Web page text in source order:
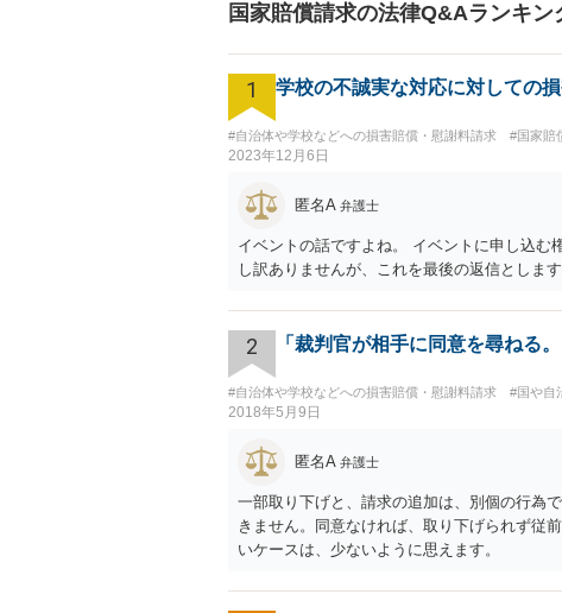
国家賠償請求の法律Q&Aランキン
1 学校の不誠実な対応に対しての
#自治体や学校などへの損害賠償・慰謝料請求 #国家賠
2023年12月6日
匿名A 弁護士
イベントの話ですよね。 イベントに申し込む
し訳ありませんが、これを最後の返信とします
2 「裁判官が相手に同意を尋ねる
#自治体や学校などへの損害賠償・慰謝料請求 #国や自
2018年5月9日
匿名A 弁護士
一部取り下げと、請求の追加は、別個の行為
きません。同意なければ、取り下げられず従
いケースは、少ないように思えます。